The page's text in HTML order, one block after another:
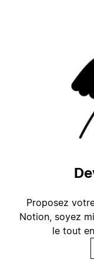
Proposez
Notion, soyez
le tout